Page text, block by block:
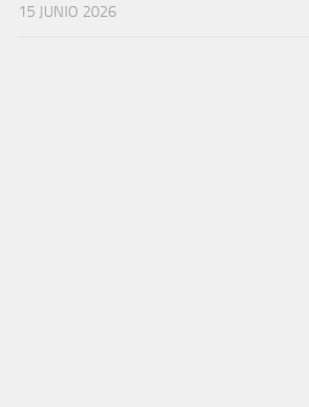
15 JUNIO 2026